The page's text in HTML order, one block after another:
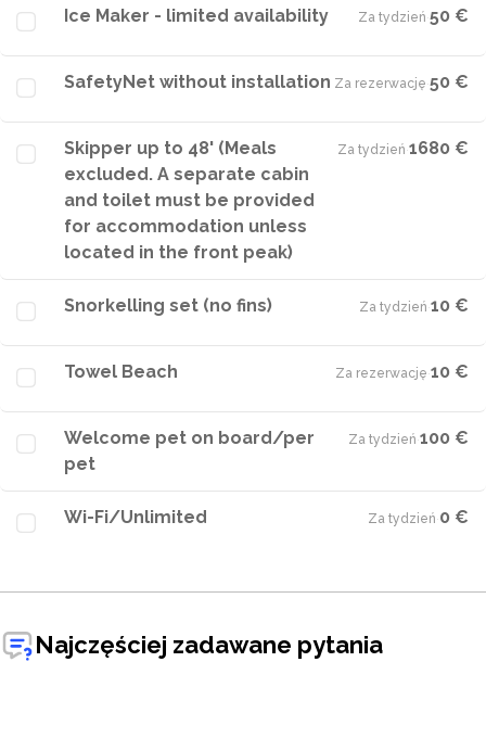
Ice Maker - limited availability Za tydzień·50 €
SafetyNet without installation Za rezerwację·50 €
Skipper up to 48' (Meals
excluded. A separate cabin
and toilet must be provided
for accommodation unless
located in the front peak)
Za tydzień·1680 €
Snorkelling set (no fins) Za tydzień·10 €
Towel Beach Za rezerwację·10 €
Welcome pet on board/per
pet
Za tydzień·100 €
Wi-Fi/Unlimited Za tydzień·0 €
Najczęściej zadawane pytania